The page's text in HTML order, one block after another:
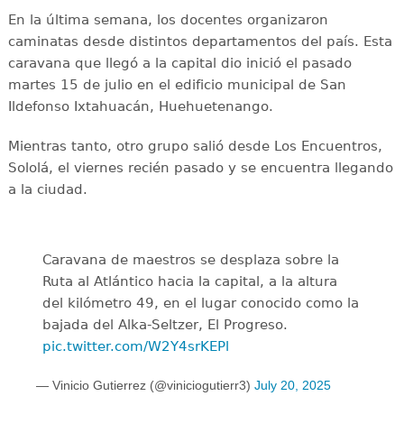
En la última semana, los docentes organizaron
caminatas desde distintos departamentos del país. Esta
caravana que llegó a la capital dio inició el pasado
martes 15 de julio en el edificio municipal de San
Ildefonso Ixtahuacán, Huehuetenango.
Mientras tanto, otro grupo salió desde Los Encuentros,
Sololá, el viernes recién pasado y se encuentra llegando
a la ciudad.
Caravana de maestros se desplaza sobre la
Ruta al Atlántico hacia la capital, a la altura
del kilómetro 49, en el lugar conocido como la
bajada del Alka-Seltzer, El Progreso.
pic.twitter.com/W2Y4srKEPl
— Vinicio Gutierrez (@viniciogutierr3) July 20, 2025